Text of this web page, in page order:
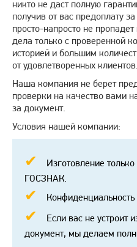
никто не даст полную
получив от вас предоплату
просто-напросто не
дела только с проверенной
историей и большим
от удовлетворенных клиентов.
Наша компания не берет
проверки на качество вами
за документ.
Условия нашей компании:
Изготовление
ГОСЗНАК.
Если вас не устроит
документ, мы делаем